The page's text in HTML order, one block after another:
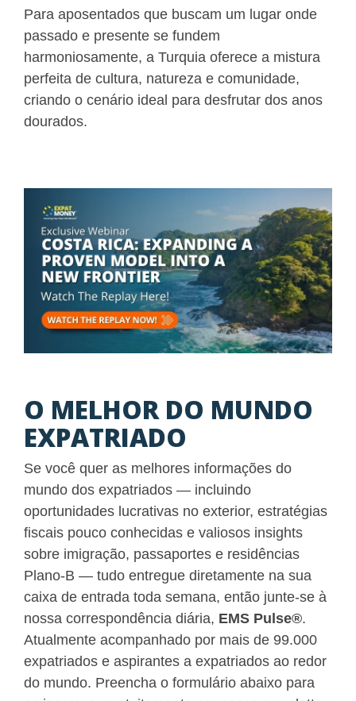
Para aposentados que buscam um lugar onde
passado e presente se fundem
harmoniosamente, a Turquia oferece a mistura
perfeita de cultura, natureza e comunidade,
criando o cenário ideal para desfrutar dos anos
dourados.
O MELHOR DO MUNDO
EXPATRIADO
Se você quer as melhores informações do
mundo dos expatriados — incluindo
oportunidades lucrativas no exterior, estratégias
fiscais pouco conhecidas e valiosos insights
sobre imigração, passaportes e residências
Plano-B — tudo entregue diretamente na sua
caixa de entrada toda semana, então junte-se à
nossa correspondência diária, EMS Pulse®.
Atualmente acompanhado por mais de 99.000
expatriados e aspirantes a expatriados ao redor
do mundo. Preencha o formulário abaixo para